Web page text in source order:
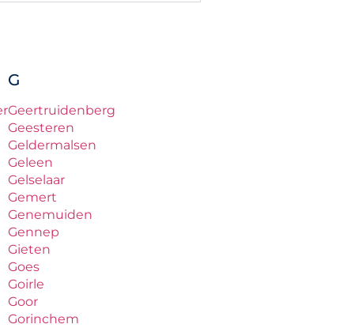
G
Geertruidenberg
Geesteren
Geldermalsen
Geleen
Gelselaar
Gemert
Genemuiden
Gennep
Gieten
Goes
Goirle
Goor
Gorinchem